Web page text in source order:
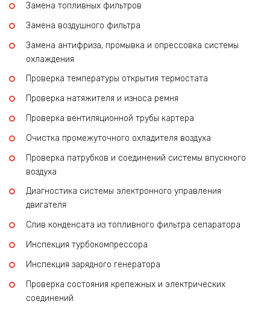
Замена топливных фильтров
Замена воздушного фильтра
Замена антифриза, промывка и опрессовка системы
охлаждения
Проверка температуры открытия термостата
Проверка натяжителя и износа ремня
Проверка вентиляционной трубы картера
Очистка промежуточного охладителя воздуха
Проверка патрубков и соединений системы впускного
воздуха
Диагностика системы электронного управления
двигателя
Слив конденсата из топливного фильтра сепаратора
Инспекция турбокомпрессора
Инспекция зарядного генератора
Проверка состояния крепежных и электрических
соединений